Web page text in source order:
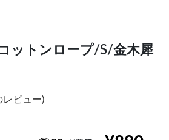
ットンロープ/S/金木犀
レビュー)